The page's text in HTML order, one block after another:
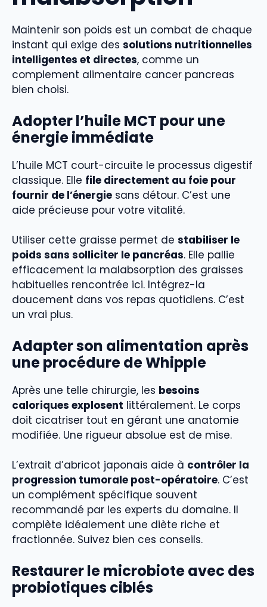
Maintenir son poids est un combat de chaque
instant qui exige des solutions nutritionnelles
intelligentes et directes, comme un
complement alimentaire cancer pancreas
bien choisi.
Adopter l’huile MCT pour une
énergie immédiate
L’huile MCT court-circuite le processus digestif
classique. Elle file directement au foie pour
fournir de l’énergie sans détour. C’est une
aide précieuse pour votre vitalité.
Utiliser cette graisse permet de stabiliser le
poids sans solliciter le pancréas. Elle pallie
efficacement la malabsorption des graisses
habituelles rencontrée ici. Intégrez-la
doucement dans vos repas quotidiens. C’est
un vrai plus.
Adapter son alimentation après
une procédure de Whipple
Après une telle chirurgie, les besoins
caloriques explosent littéralement. Le corps
doit cicatriser tout en gérant une anatomie
modifiée. Une rigueur absolue est de mise.
L’extrait d’abricot japonais aide à contrôler la
progression tumorale post-opératoire. C’est
un complément spécifique souvent
recommandé par les experts du domaine. Il
complète idéalement une diète riche et
fractionnée. Suivez bien ces conseils.
Restaurer le microbiote avec des
probiotiques ciblés